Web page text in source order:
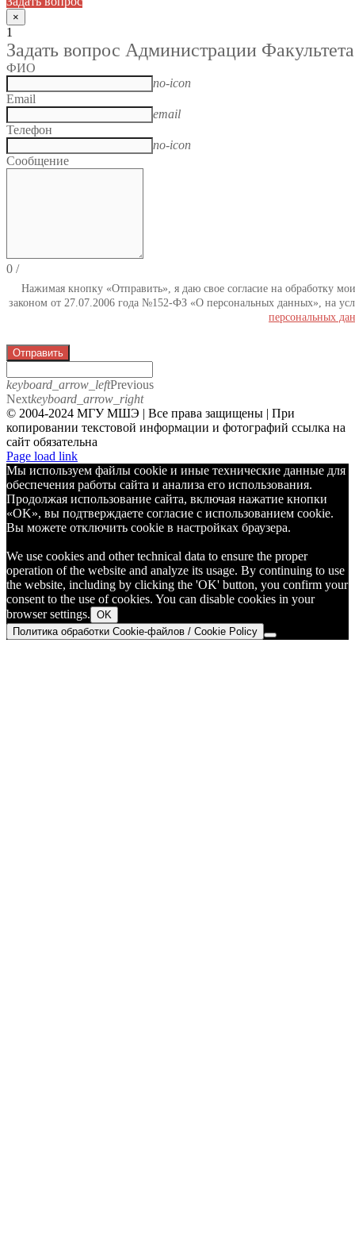
×
1
Задать вопрос Администрации Факультета
ФИО
no-icon
Email
email
Телефон
no-icon
Сообщение
0 /
Нажимая кнопку «Отправить», я даю свое согласие на обработку
законом от 27.07.2006 года №152-ФЗ «О персональных данных», на
персональных
Отправить
keyboard_arrow_leftPrevious
Nextkeyboard_arrow_right
© 2004-2024 МГУ МШЭ | Все права защищены | При
копировании текстовой информации и фотографий ссылка на
сайт обязательна
Telegram
Page load link
Мы используем файлы cookie и иные технические данные для
обеспечения работы сайта и анализа его использования.
Продолжая использование сайта, включая нажатие кнопки
«OK», вы подтверждаете согласие с использованием cookie.
Вы можете отключить cookie в настройках браузера.
We use cookies and other technical data to ensure the proper
operation of the website and analyze its usage. By continuing to use
the website, including by clicking the 'OK' button, you confirm your
consent to the use of cookies. You can disable cookies in your
browser settings. OK
Политика обработки Cookie-файлов / Cookie Policy